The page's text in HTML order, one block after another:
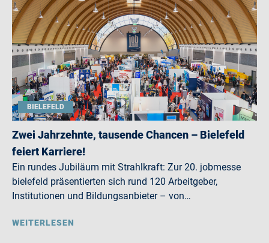
BIELEFELD
Zwei Jahrzehnte, tausende Chancen – Bielefeld
feiert Karriere!
Ein rundes Jubiläum mit Strahlkraft: Zur 20. jobmesse
bielefeld präsentierten sich rund 120 Arbeitgeber,
Institutionen und Bildungsanbieter – von…
WEITERLESEN